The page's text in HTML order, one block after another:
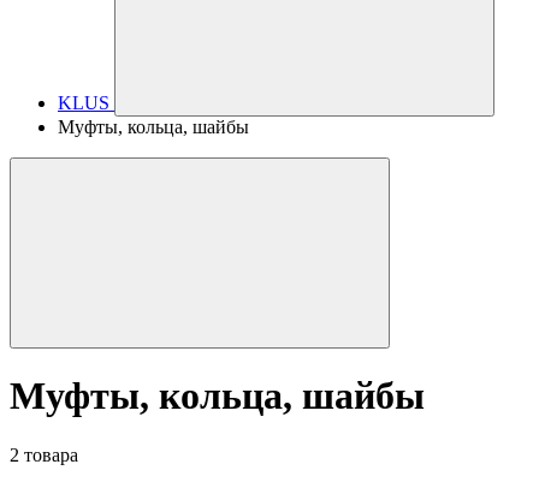
KLUS
Муфты, кольца, шайбы
Муфты, кольца, шайбы
2 товара